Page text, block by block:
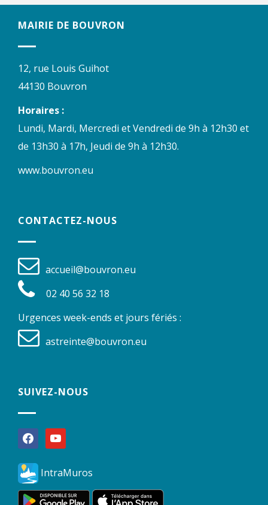
MAIRIE DE BOUVRON
12, rue Louis Guihot
44130 Bouvron
Horaires :
Lundi, Mardi, Mercredi et Vendredi de 9h à 12h30 et
de 13h30 à 17h, Jeudi de 9h à 12h30.
www.bouvron.eu
CONTACTEZ-NOUS
accueil@bouvron.eu
02 40 56 32 18
Urgences week-ends et jours fériés :
astreinte@bouvron.eu
SUIVEZ-NOUS
facebookyoutube
IntraMuros